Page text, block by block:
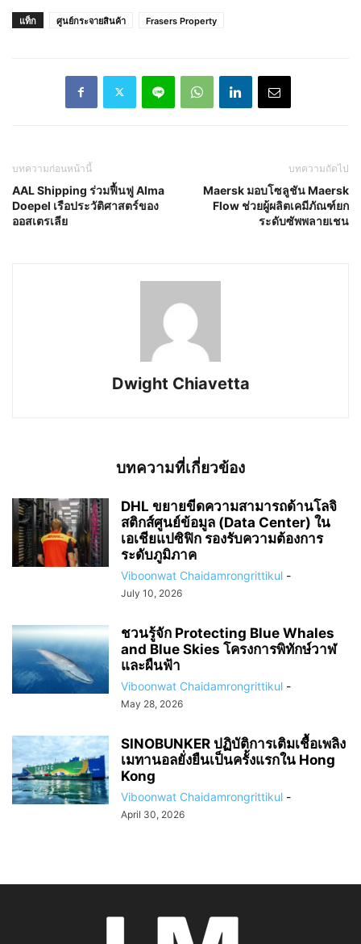
แท็ก ศูนย์กระจายสินค้า Frasers Property
บทความก่อนหน้านี้
AAL Shipping ร่วมฟื้นฟู Alma
Doepel เรือประวัติศาสตร์ของ
ออสเตรเลีย
บทความถัดไป
Maersk มอบโซลูชัน Maersk
Flow ช่วยผู้ผลิตเคมีภัณฑ์ยก
ระดับซัพพลายเชน
Dwight Chiavetta
บทความที่เกี่ยวข้อง
DHL ขยายขีดความสามารถด้านโลจิ
สติกส์ศูนย์ข้อมูล (Data Center) ใน
เอเชียแปซิฟิก รองรับความต้องการ
ระดับภูมิภาค
Viboonwat Chaidamrongrittikul -
July 10, 2026
ชวนรู้จัก Protecting Blue Whales
and Blue Skies โครงการพิทักษ์วาฬ
และผืนฟ้า
Viboonwat Chaidamrongrittikul -
May 28, 2026
SINOBUNKER ปฏิบัติการเติมเชื้อเพลิง
เมทานอลยั่งยืนเป็นครั้งแรกใน Hong
Kong
Viboonwat Chaidamrongrittikul -
April 30, 2026